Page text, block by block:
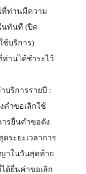
ที่ท่านมีความ
นทันที (ปิด
ช้บริการ)
ท่านได้ชำระไว้
บริการรายปี :
ำขอเลิกใช้
ารยื่นคำขอดัง
ระยะเวลาการ
าในวันสุดท้าย
ด้ยื่นคำขอเลิก